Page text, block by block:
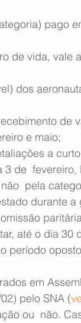
pago
de vida, vale
dos
de
e maio;
a
3 de  fevereiro,
pela
durante a
até o dia 30
período
em
pelo SNA (
ou  não.